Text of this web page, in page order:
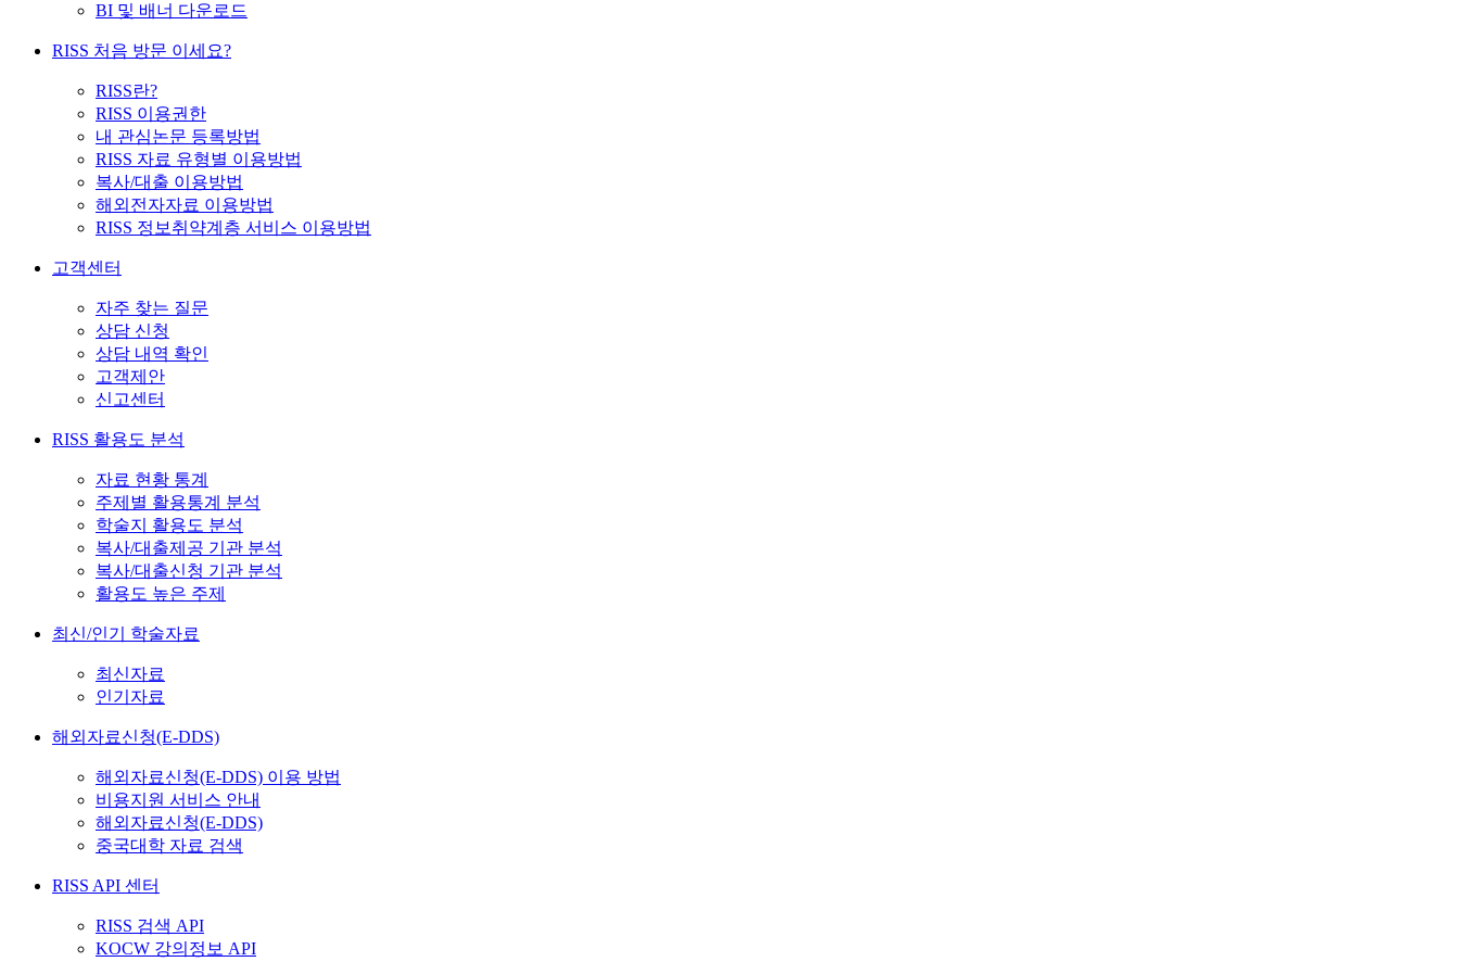
BI 및 배너 다운로드
RISS 처음 방문 이세요?
RISS란?
RISS 이용권한
내 관심논문 등록방법
RISS 자료 유형별 이용방법
복사/대출 이용방법
해외전자자료 이용방법
RISS 정보취약계층 서비스 이용방법
고객센터
자주 찾는 질문
상담 신청
상담 내역 확인
고객제안
신고센터
RISS 활용도 분석
자료 현황 통계
주제별 활용통계 분석
학술지 활용도 분석
복사/대출제공 기관 분석
복사/대출신청 기관 분석
활용도 높은 주제
최신/인기 학술자료
최신자료
인기자료
해외자료신청(E-DDS)
해외자료신청(E-DDS) 이용 방법
비용지원 서비스 안내
해외자료신청(E-DDS)
중국대학 자료 검색
RISS API 센터
RISS 검색 API
KOCW 강의정보 API